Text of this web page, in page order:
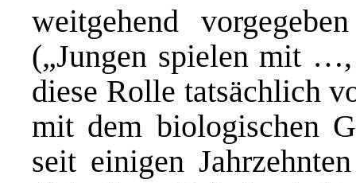
weitgehend
(„Jungen spielen mit
diese Rolle tatsächlich
mit dem biologischen
seit einigen